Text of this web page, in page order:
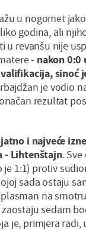
u nogomet
godina, ali
u revanšu nije
- nakon 0:0
sinoć
je vodio
rezultat
i najveće
- Lihtenštajn.
je 1:1) protiv
sada ostaju
na
sedam
je, primjera radi,